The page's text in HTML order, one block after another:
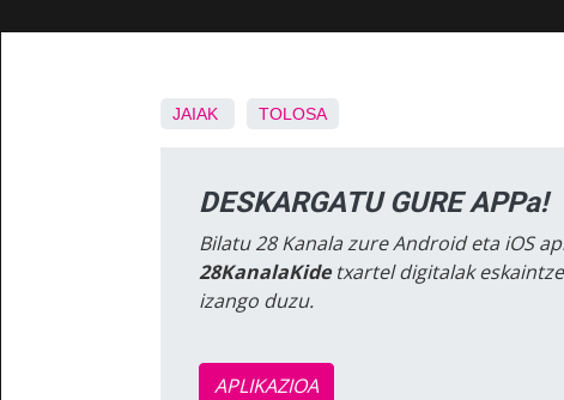
JAIAK TOLOSA
DESKARGATU GURE APPa!
Bilatu 28 Kanala zure Android eta iOS
28KanalaKidetxartel digitalak
izango duzu.
APLIKAZIOA